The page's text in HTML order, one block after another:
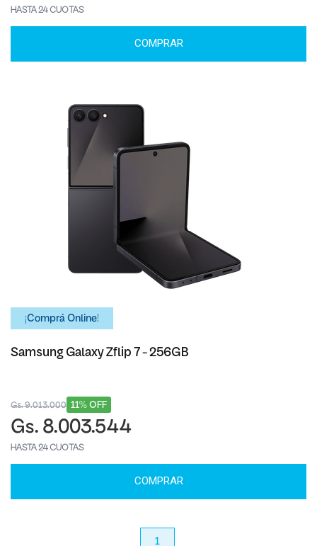
HASTA 24 CUOTAS
COMPRAR
¡Comprá Online!
Samsung Galaxy Zflip 7 - 256GB
11% OFF
Gs. 9.013.000
Gs. 8.003.544
HASTA 24 CUOTAS
COMPRAR
1